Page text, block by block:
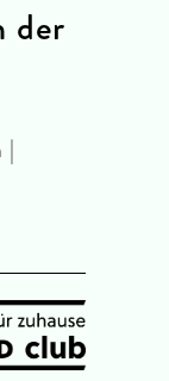
der
|